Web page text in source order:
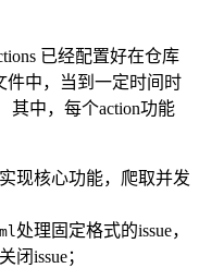
已经配置好在仓库
件中，当到一定时间时
其中，每个action功能
实现核心功能，爬取并发
处理固定格式的issue，
闭issue；